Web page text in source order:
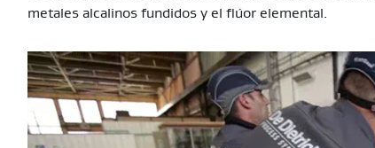
metales alcalinos fundidos y el flúor elemental.